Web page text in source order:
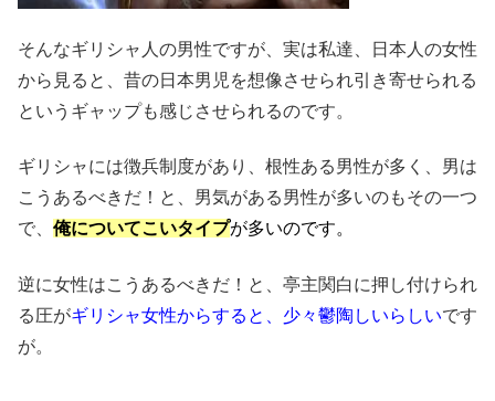
そんなギリシャ人の男性ですが、実は私達、日本人の女性
から見ると、昔の日本男児を想像させられ引き寄せられる
というギャップも感じさせられるのです。
ギリシャには徴兵制度があり、根性ある男性が多く、男は
こうあるべきだ！と、男気がある男性が多いのもその一つ
で、 俺についてこいタイプが多いのです。
逆に女性はこうあるべきだ！と、亭主関白に押し付けられ
る圧がギリシャ女性からすると、少々鬱陶しいらしいです
が。